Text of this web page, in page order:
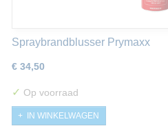
Spraybrandblusser Prymaxx
€ 34,50
✓ Op voorraad
IN WINKELWAGEN